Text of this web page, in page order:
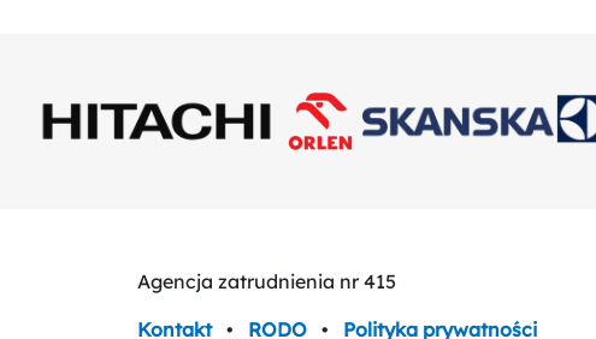
Agencja zatrudnienia nr 415
Kontakt • RODO • Polityka prywatności